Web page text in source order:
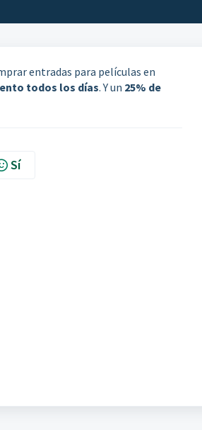
entradas para películas en
todos los días. Y un 25% de
Sí